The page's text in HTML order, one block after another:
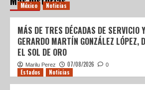
México Noticias
MÁS DE TRES DÉCADAS DE SERVICIO
GERARDO MARTÍN GONZÁLEZ LÓPEZ,
EL SOL DE ORO
Marilu Perez 07/08/2026 0
Estados Noticias